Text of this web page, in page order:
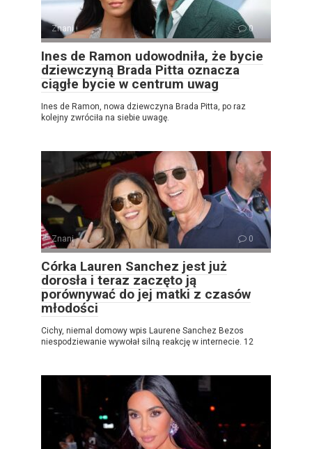
Znani 0
Ines de Ramon udowodniła, że ​​bycie
dziewczyną Brada Pitta oznacza
ciągłe bycie w centrum uwag
Ines de Ramon, nowa dziewczyna Brada Pitta, po raz
kolejny zwróciła na siebie uwagę.
Znani 0
Córka Lauren Sanchez jest już
dorosła i teraz zaczęto ją
porównywać do jej matki z czasów
młodości
Cichy, niemal domowy wpis Laurene Sanchez Bezos
niespodziewanie wywołał silną reakcję w internecie. 12